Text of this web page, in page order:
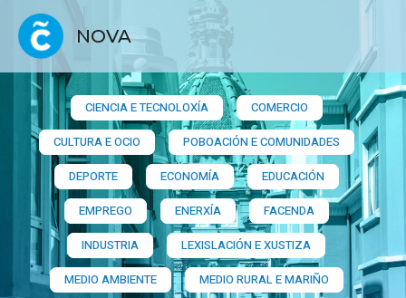
NOVA
CIENCIA E TECNOLOXÍA
COMERCIO
CULTURA E OCIO
POBOACIÓN E COMUNIDADES
DEPORTE
ECONOMÍA
EDUCACIÓN
EMPREGO
ENERXÍA
FACENDA
INDUSTRIA
LEXISLACIÓN E XUSTIZA
MEDIO AMBIENTE
MEDIO RURAL E MARIÑO